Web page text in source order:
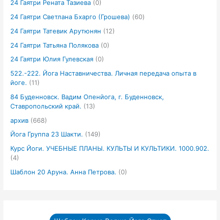
24 Гаятри Рената Тазиева (0)
24 Гаятри Светлана Бхарго (Грошева) (60)
24 Гаятри Татевик Арутюнян (12)
24 Гаятри Татьяна Полякова (0)
24 Гаятри Юлия Гулевская (0)
522.-222. Йога Наставничества. Личная передача опыта в
йоге. (11)
84 Буденновск. Вадим Опенйога, г. Буденновск,
Ставропольский край. (13)
архив (668)
Йога Группа 23 Шакти. (149)
Курс Йоги. УЧЕБНЫЕ ПЛАНЫ. КУЛЬТЫ И КУЛЬТИКИ. 1000.902.
(4)
Шаблон 20 Аруна. Анна Петрова. (0)